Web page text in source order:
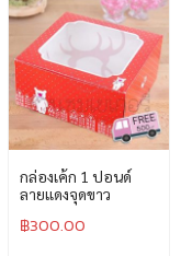
กล่องเค้ก 1 ปอนด์
ลายแดงจุดขาว
฿300.00